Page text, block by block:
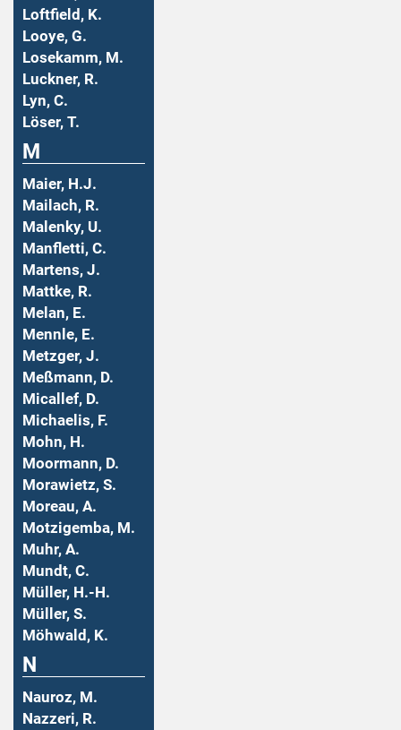
Loftfield, K.
Looye, G.
Losekamm, M.
Luckner, R.
Lyn, C.
Löser, T.
M
Maier, H.J.
Mailach, R.
Malenky, U.
Manfletti, C.
Martens, J.
Mattke, R.
Melan, E.
Mennle, E.
Metzger, J.
Meßmann, D.
Micallef, D.
Michaelis, F.
Mohn, H.
Moormann, D.
Morawietz, S.
Moreau, A.
Motzigemba, M.
Muhr, A.
Mundt, C.
Müller, H.-H.
Müller, S.
Möhwald, K.
N
Nauroz, M.
Nazzeri, R.